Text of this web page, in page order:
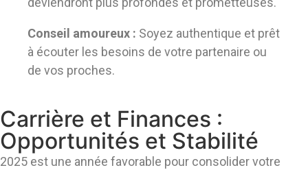
Conseil amoureux : Soyez authentique et prêt
à écouter les besoins de votre partenaire ou
de vos proches.
Carrière et Finances :
Opportunités et Stabilité
2025 est une année favorable pour consolider votre